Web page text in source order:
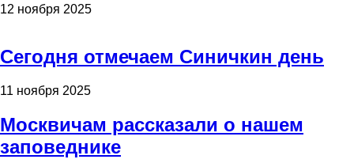
12 ноября 2025
Сегодня отмечаем Синичкин день
11 ноября 2025
Москвичам рассказали о нашем
заповеднике